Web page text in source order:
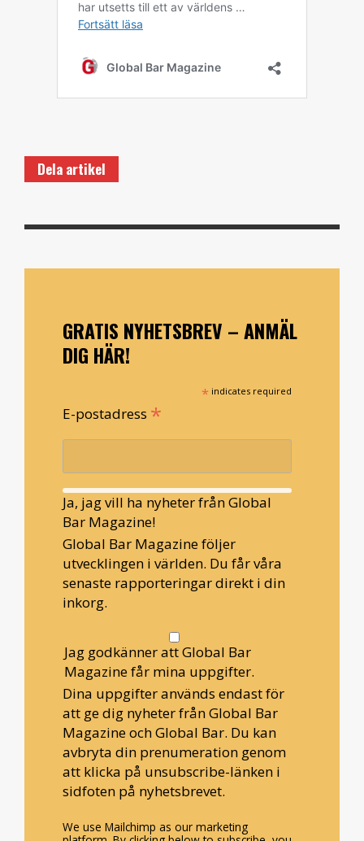
Dela artikel
GRATIS NYHETSBREV – ANMÄL
DIG HÄR!
* indicates required
E-postadress *
Ja, jag vill ha nyheter från Global
Bar Magazine!
Global Bar Magazine följer
utvecklingen i världen. Du får våra
senaste rapporteringar direkt i din
inkorg.
Jag godkänner att Global Bar
Magazine får mina uppgifter.
Dina uppgifter används endast för
att ge dig nyheter från Global Bar
Magazine och Global Bar. Du kan
avbryta din prenumeration genom
att klicka på unsubscribe-länken i
sidfoten på nyhetsbrevet.
We use Mailchimp as our marketing